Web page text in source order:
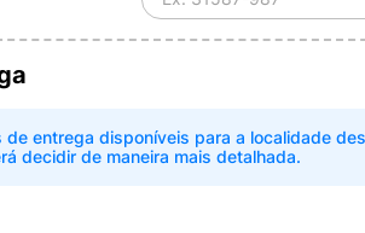
entrega disponíveis para a localidade
decidir de maneira mais detalhada.